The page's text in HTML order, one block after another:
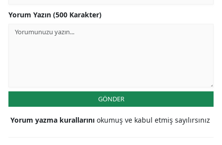
Yorum Yazın (500 Karakter)
GÖNDER
Yorum yazma kurallarını okumuş ve kabul etmiş sayılırsınız